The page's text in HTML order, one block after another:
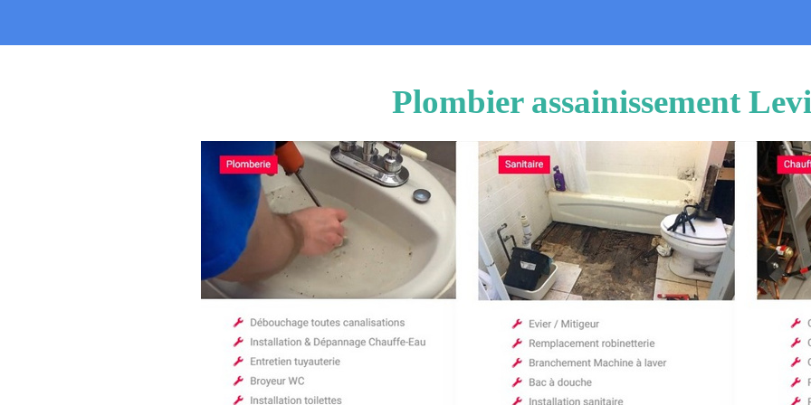
Plombier assainissement